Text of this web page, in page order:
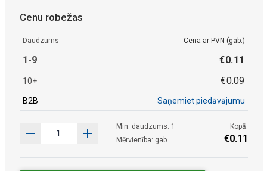
Cenu robežas
Daudzums Cena ar PVN (gab.)
1-9 €0.11
10+ €0.09
B2B Saņemiet piedāvājumu
Min. daudzums: 1
Mērvienība: gab.
Kopā:
€0.11